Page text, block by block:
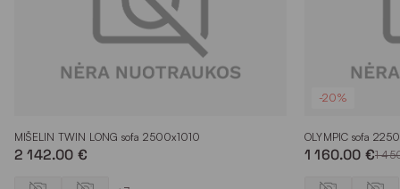
MIŠELIN TWIN LONG sofa 2500x1010
2 142.00 €
-20%
OLYMPIC sofa
1 160.00 €1